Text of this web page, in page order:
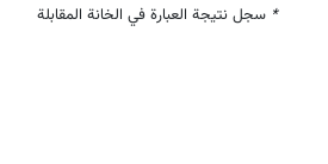
* سجل نتيجة العبارة في الخانة المقابلة